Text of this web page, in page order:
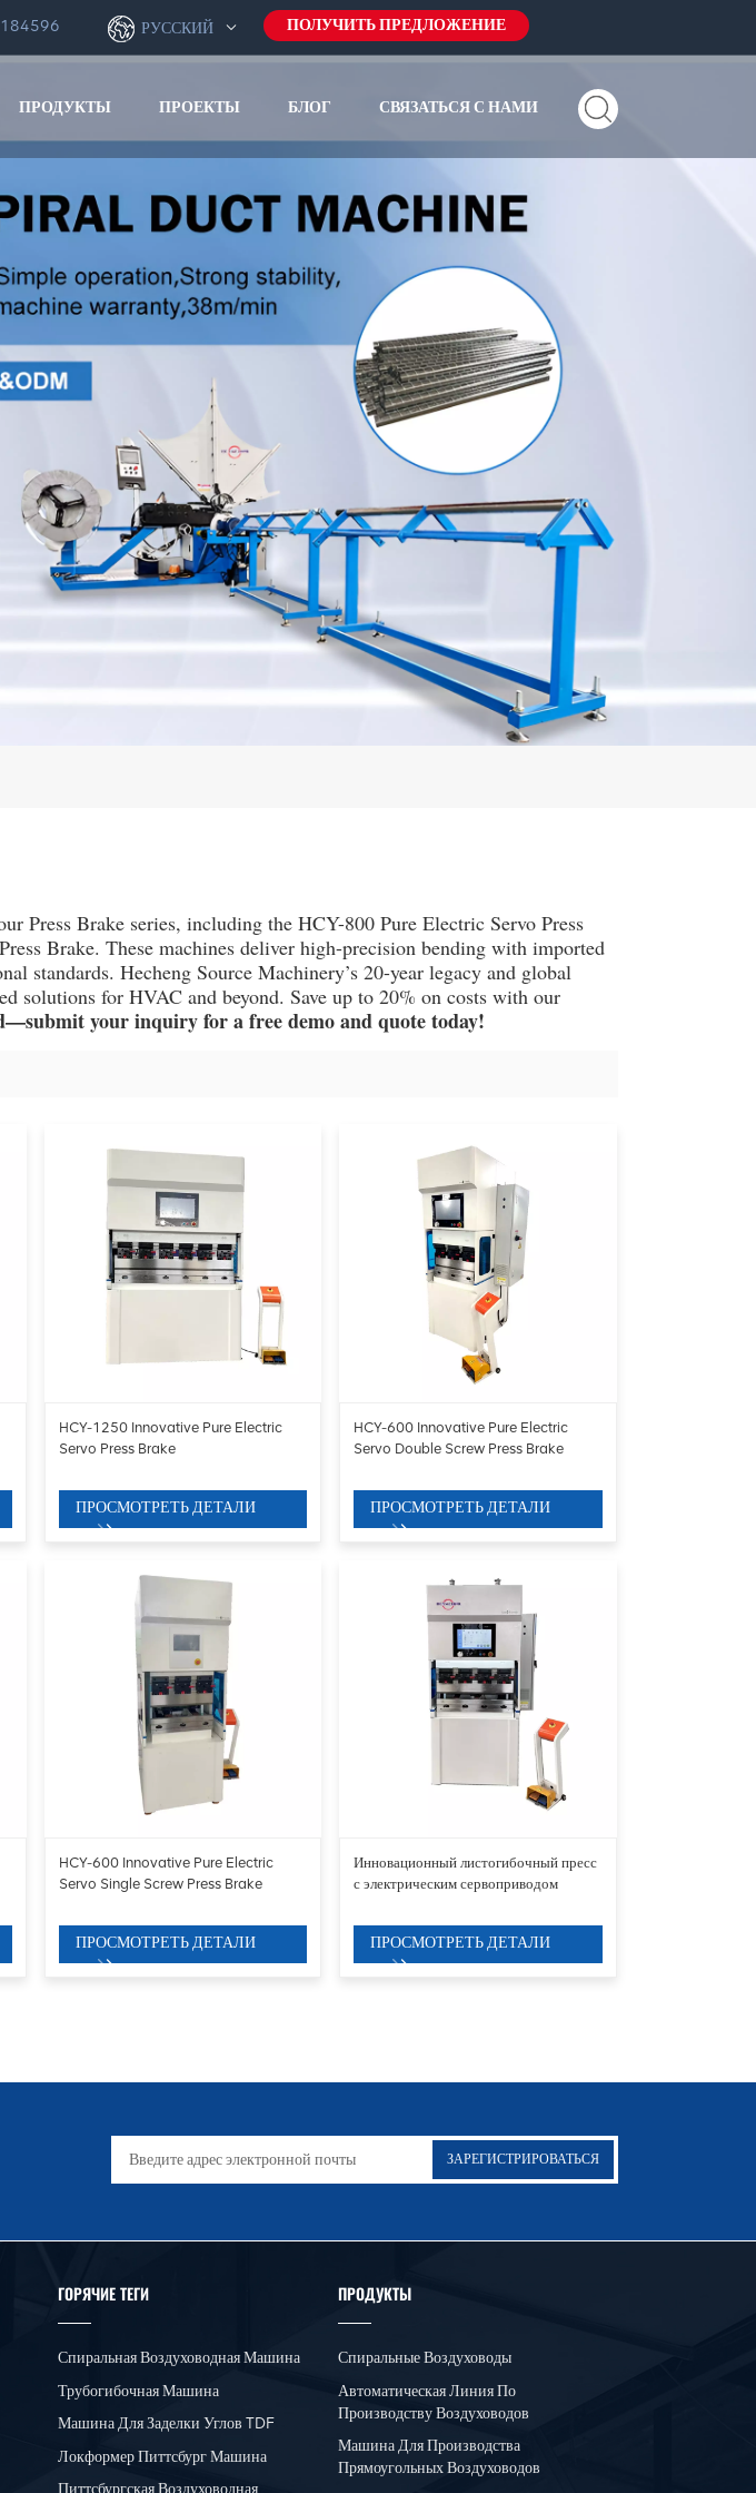
ПОЛУЧИТЬ ПРЕДЛОЖЕНИЕ
РУССКИЙ
ПРОДУКТЫ ПРОЕКТЫ БЛОГ СВЯЗАТЬСЯ С НАМИ
Press Brake series, including the HCY-800 Pure Electric Servo Press
Brake. These machines deliver high-precision bending with imported
standards. Hecheng Source Machinery’s 20-year legacy and global
solutions for HVAC and beyond. Save up to 20% on costs with our
your inquiry for a free demo and quote today!
HCY-1250 Innovative Pure Electric
Servo Press Brake
ПРОСМОТРЕТЬ ДЕТАЛИ
HCY-600 Innovative Pure Electric
Servo Double Screw Press Brake
ПРОСМОТРЕТЬ ДЕТАЛИ
HCY-600 Innovative Pure Electric
Servo Single Screw Press Brake
ПРОСМОТРЕТЬ ДЕТАЛИ
Инновационный листогибочный пресс
с электрическим сервоприводом
ПРОСМОТРЕТЬ ДЕТАЛИ
ГОРЯЧИЕ ТЕГИ
Спиральная Воздуховодная Машина
Трубогибочная Машина
Машина Для Заделки Углов TDF
Локформер Питтсбург Машина
ПРОДУКТЫ
Спиральные Воздуховоды
Автоматическая Линия По
Производству Воздуховодов
Машина Для Производства
Прямоугольных Воздуховодов